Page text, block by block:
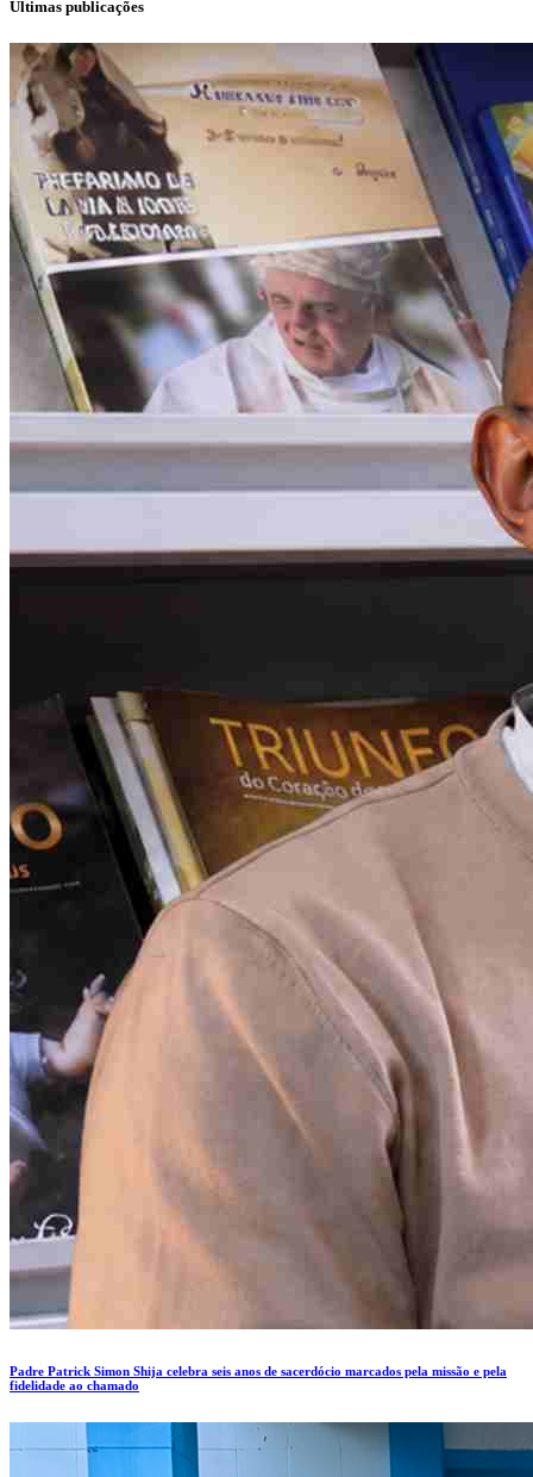
Últimas publicações
Padre Patrick Simon Shija celebra seis anos de sacerdócio marcados pela missão e pela
fidelidade ao chamado